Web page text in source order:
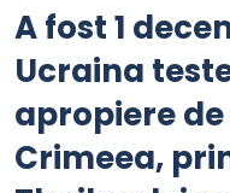
A fost 1
Ucraina
apropiere
Crimeea,